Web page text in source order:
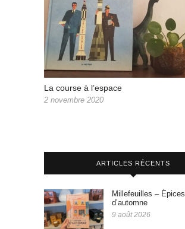
La course à l’espace
2 novembre 2020
ARTICLES RÉCENTS
Millefeuilles – Épices
d’automne
9 août 2026